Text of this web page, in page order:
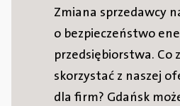
Zmiana sprzedawcy
o bezpieczeństwo
przedsiębiorstwa. Co
skorzystać z naszej
dla firm? Gdańsk